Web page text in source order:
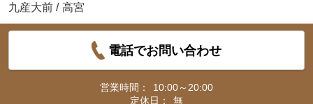
九産大前 / 高宮
電話でお問い合わせ
営業時間：
10:00～20:00
定休日：
無